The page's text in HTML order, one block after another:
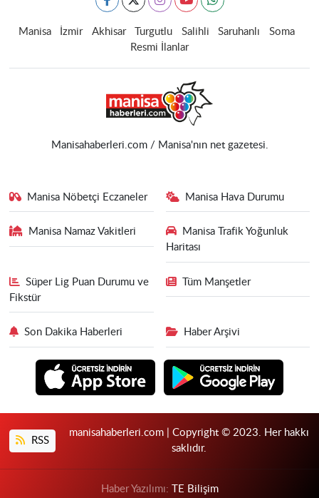
Manisa İzmir Akhisar Turgutlu Salihli Saruhanlı
Soma
Resmi İlanlar
Manisahaberleri.com / Manisa'nın net gazetesi.
Manisa Nöbetçi Eczaneler Manisa Hava Durumu
Manisa Namaz Vakitleri
Manisa Trafik Yoğunluk
Haritası
Süper Lig Puan Durumu ve
Fikstür
Tüm Manşetler
Son Dakika Haberleri Haber Arşivi
RSS
manisahaberleri.com | Copyright © 2023. Her hakkı
saklıdır.
Haber Yazılımı: TE Bilişim